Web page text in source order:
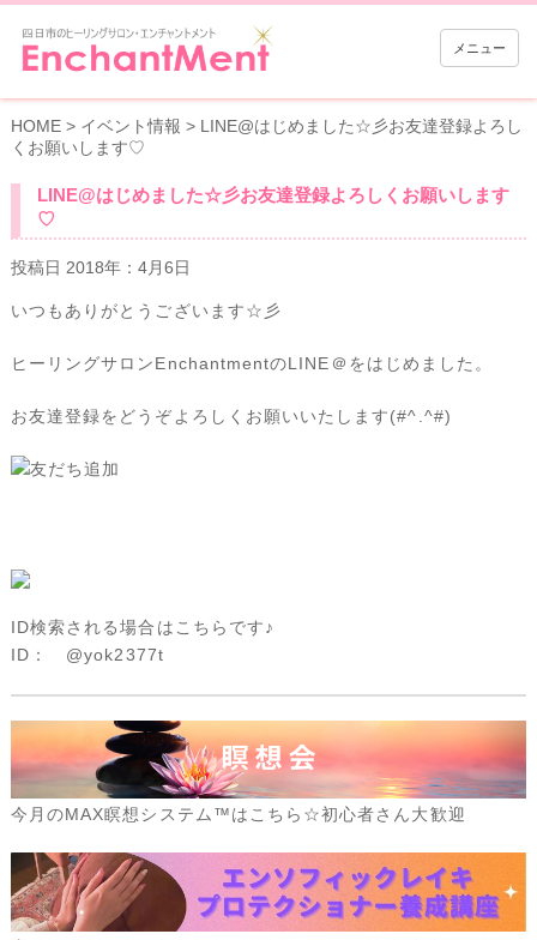
メニュー
HOME> イベント情報 > LINE@はじめました☆彡お友達登録よろし
くお願いします♡
LINE@はじめました☆彡お友達登録よろしくお願いします
♡
投稿日 2018年：4月6日
いつもありがとうございます☆彡
ヒーリングサロンEnchantmentのLINE＠をはじめました。
お友達登録をどうぞよろしくお願いいたします(#^.^#)
ID検索される場合はこちらです♪
ID： @yok2377t
今月のMAX瞑想システム™はこちら☆初心者さん大歓迎